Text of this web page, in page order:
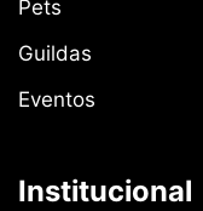
Pets
Guildas
Eventos
Institucional